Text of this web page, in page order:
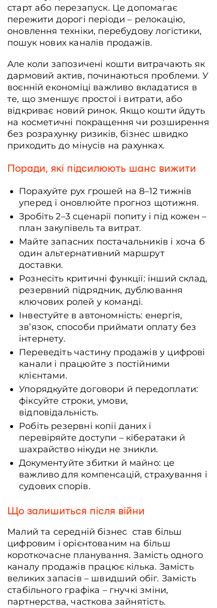
старт або перезапуск. Це допомагає
пережити дорогі періоди – релокацію,
оновлення техніки, перебудову логістики,
пошук нових каналів продажів.
Але коли запозичені кошти витрачають як
дармовий актив, починаються проблеми. У
воєнній економіці важливо вкладатися в
те, що зменшує простої і витрати, або
відкриває новий ринок. Якщо кошти йдуть
на косметичні покращення чи розширення
без розрахунку ризиків, бізнес швидко
приходить до мінусів на рахунках.
Поради, які підсилюють шанс вижити
Порахуйте рух грошей на 8–12 тижнів
уперед і оновлюйте прогноз щотижня.
Зробіть 2–3 сценарії попиту і під кожен –
план закупівель та витрат.
Майте запасних постачальників і хоча б
один альтернативний маршрут
доставки.
Рознесіть критичні функції: інший склад,
резервний підрядник, дублювання
ключових ролей у команді.
Інвестуйте в автономність: енергія,
зв’язок, способи приймати оплату без
інтернету.
Переведіть частину продажів у цифрові
канали і працюйте з постійними
клієнтами.
Упорядкуйте договори й передоплати:
фіксуйте строки, умови,
відповідальність.
Робіть резервні копії даних і
перевіряйте доступи – кібератаки й
шахрайство нікуди не зникли.
Документуйте збитки й майно: це
важливо для компенсацій, страхування і
судових спорів.
Що залишиться після війни
Малий та середній бізнес став більш
цифровим і орієнтованим на більш
короткочасне планування. Замість одного
каналу продажів працює кілька. Замість
великих запасів – швидший обіг. Замість
стабільного графіка – гнучкі зміни,
партнерства, часткова зайнятість.